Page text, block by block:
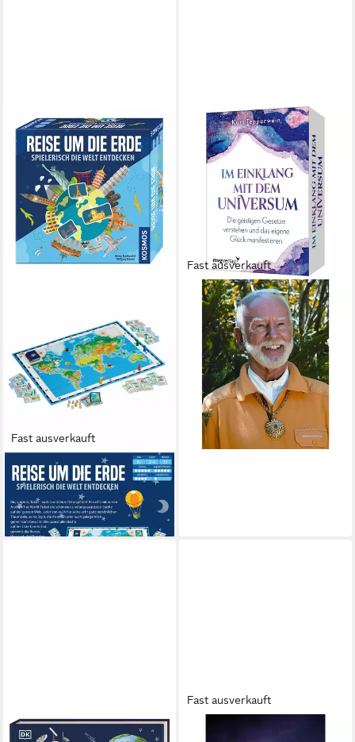
Fast ausverkauft
KOSMOS
Spiel Reise um die Erde
ab 30,34 €
lieferbar - in 3-4 Werktagen bei dir
Fast ausverkauft
Spiel Im Einklang mit dem
Universum
11,25 €
lieferbar - in 4-5 Werktagen bei dir
Weltraum-Projekte / diverse
Fast ausverkauft
DVD Das Universum -